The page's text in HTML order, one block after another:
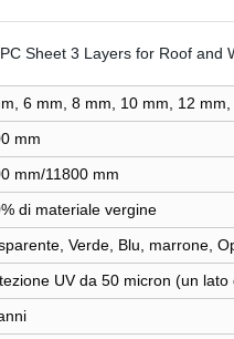
6 mm, 8 mm, 10 mm, 12
mm
mm/11800 mm
di materiale vergine
Verde, Blu, marrone,
UV da 50 micron (un lato